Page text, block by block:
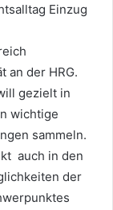
Einzug
an der HRG.
gezielt in
wichtige
sammeln.
auch in den
der